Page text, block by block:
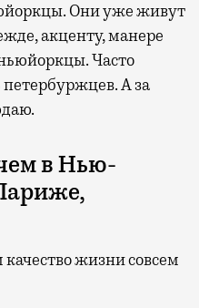
Они уже живут
акценту, манере
Часто
А за
в Нью-
жизни совсем